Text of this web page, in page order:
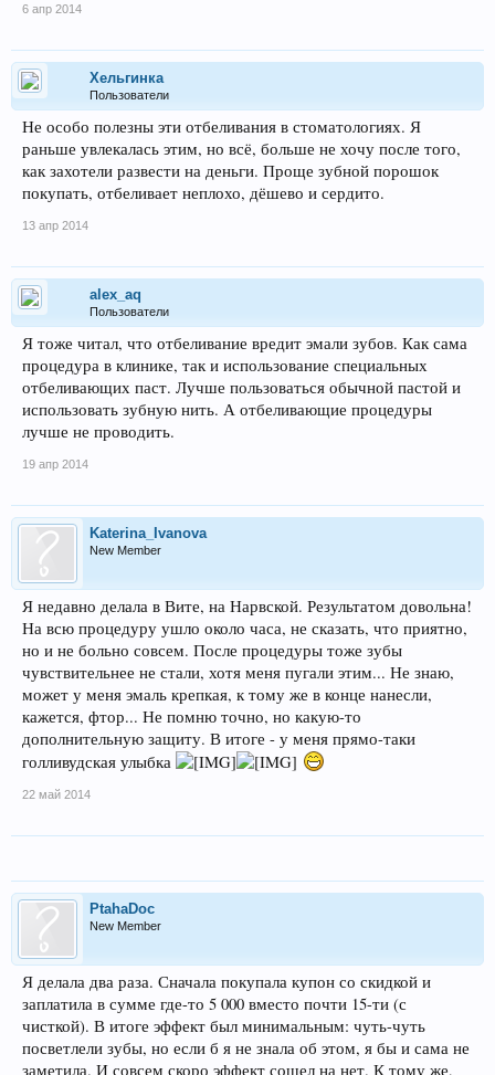
6 апр 2014
Хельгинка
Пользователи
Не особо полезны эти отбеливания в стоматологиях. Я
раньше увлекалась этим, но всё, больше не хочу после того,
как захотели развести на деньги. Проще зубной порошок
покупать, отбеливает неплохо, дёшево и сердито.
13 апр 2014
alex_aq
Пользователи
Я тоже читал, что отбеливание вредит эмали зубов. Как сама
процедура в клинике, так и использование специальных
отбеливающих паст. Лучше пользоваться обычной пастой и
использовать зубную нить. А отбеливающие процедуры
лучше не проводить.
19 апр 2014
Katerina_Ivanova
New Member
Я недавно делала в Вите, на Нарвской. Результатом довольна!
На всю процедуру ушло около часа, не сказать, что приятно,
но и не больно совсем. После процедуры тоже зубы
чувствительнее не стали, хотя меня пугали этим... Не знаю,
может у меня эмаль крепкая, к тому же в конце нанесли,
кажется, фтор... Не помню точно, но какую-то
дополнительную защиту. В итоге - у меня прямо-таки
голливудская улыбка
22 май 2014
PtahaDoc
New Member
Я делала два раза. Сначала покупала купон со скидкой и
заплатила в сумме где-то 5 000 вместо почти 15-ти (с
чисткой). В итоге эффект был минимальным: чуть-чуть
посветлели зубы, но если б я не знала об этом, я бы и сама не
заметила. И совсем скоро эффект сошел на нет. К тому же,